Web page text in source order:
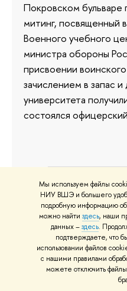
Мы используем файлы
НИУ ВШЭ и большего
подробную информацию
можно найти здесь, наши
данных –здесь.
подтверждаете, что
использовании файлов
с нашими правилами
можете отключить
Покровском
митинг, посвященный
Военного учебного
министра обороны
присвоении
зачислением в запас
университета
состоялся
О ВЫШКЕ
Цифры и факты
Руководство и структура
Устойчивое развитие в НИУ ВШЭ
Преподаватели и сотрудники